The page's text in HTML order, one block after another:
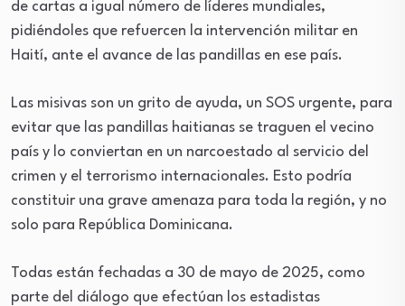
de cartas a igual número de líderes mundiales,
pidiéndoles que refuercen la intervención militar en
Haití, ante el avance de las pandillas en ese país.
Las misivas son un grito de ayuda, un SOS urgente, para
evitar que las pandillas haitianas se traguen el vecino
país y lo conviertan en un narcoestado al servicio del
crimen y el terrorismo internacionales. Esto podría
constituir una grave amenaza para toda la región, y no
solo para República Dominicana.
Todas están fechadas a 30 de mayo de 2025, como
parte del diálogo que efectúan los estadistas